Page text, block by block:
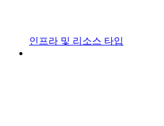
인프라 및 리소스 타입